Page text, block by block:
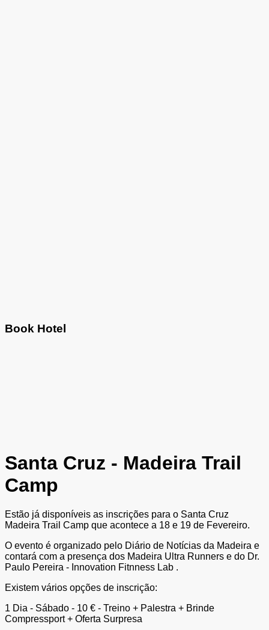
Book Hotel
Santa Cruz - Madeira Trail
Camp
Estão já disponíveis as inscrições para o Santa Cruz
Madeira Trail Camp que acontece a 18 e 19 de Fevereiro.
O evento é organizado pelo Diário de Notícias da Madeira e
contará com a presença dos Madeira Ultra Runners e do Dr.
Paulo Pereira - Innovation Fitnness Lab .
Existem vários opções de inscrição:
1 Dia - Sábado - 10 € - Treino + Palestra + Brinde
Compressport + Oferta Surpresa